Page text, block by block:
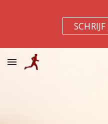
Skip to main content